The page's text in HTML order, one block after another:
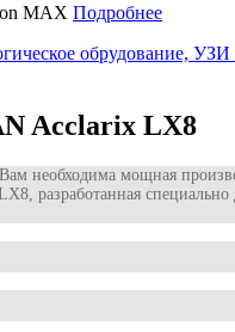
MAX Подробнее
обрудование,
Acclarix LX8
необходима мощная
разработанная